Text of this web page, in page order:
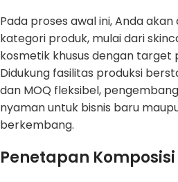
Pada proses awal ini, Anda
kategori produk, mulai dari
kosmetik khusus dengan target
Didukung fasilitas produksi
dan MOQ fleksibel,
nyaman untuk bisnis baru
berkembang.
Penetapan